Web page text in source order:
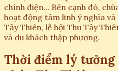
chính điện... Bên cạnh đó,
hoạt động tâm linh ý nghĩa và
Tây Thiên, lễ hội Thu Tây
và du khách thập phương.
Thời điểm lý tưởng